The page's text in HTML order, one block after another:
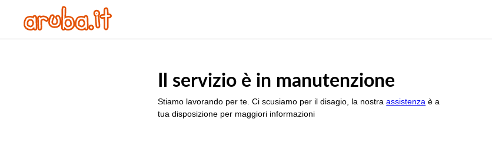
Il servizio è in manutenzione
Stiamo lavorando per te. Ci scusiamo per il disagio, la nostraassistenza è a
tua disposizione per maggiori informazioni